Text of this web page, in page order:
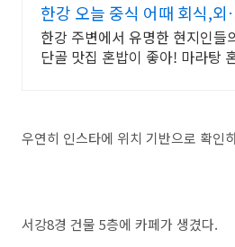
한강 오늘 중식 어때 회식,외
데이트에 강추
한강 주변에서 유명한 현지인들
단골 맛집 혼밥이 좋아! 마라탕
우연히 인스타에 위치 기반으로 확인
서강8경 건물 5층에 카페가 생겼다.